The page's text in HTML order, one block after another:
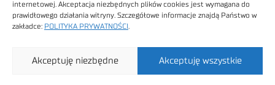
internetowej. Akceptacja niezbędnych plików cookies jest wymagana do
prawidłowego działania witryny. Szczegółowe informacje znajdą Państwo w
zakładce: POLITYKA PRYWATNOŚCI
Akceptuję wszystkie
Akceptuję niezbędne
Obrazy stockowe
autorstwa
Technologiczny